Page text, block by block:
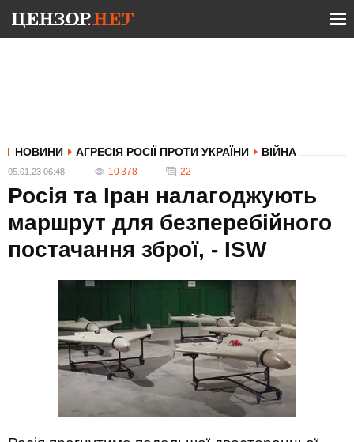
НОВИНИ АГРЕСІЯ РОСІЇ ПРОТИ УКРАЇНИ ВІЙНА
05.01.23 06:48 10 378 22
Росія та Іран налагоджують
маршрут для безперебійного
постачання зброї, - ISW